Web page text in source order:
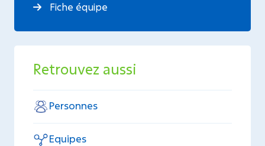
Fiche équipe
Retrouvez aussi
Personnes
Equipes